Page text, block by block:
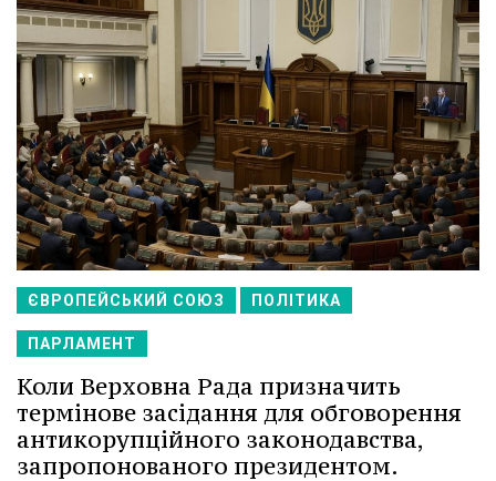
ЄВРОПЕЙСЬКИЙ СОЮЗ ПОЛІТИКА
ПАРЛАМЕНТ
Коли Верховна Рада призначить
термінове засідання для обговорення
антикорупційного законодавства,
запропонованого президентом.